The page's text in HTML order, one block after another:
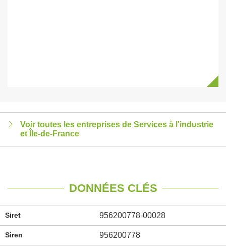
Voir toutes les entreprises de Services à l'industrie
et Île-de-France
DONNÉES CLÉS
Siret 956200778-00028
Siren 956200778